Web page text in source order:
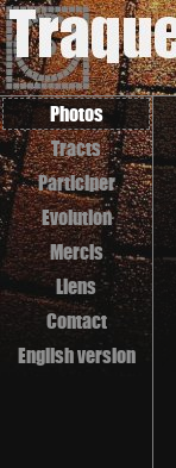
Photos
Tracts
Participer
Evolution
Mercis
Liens
Contact
English version